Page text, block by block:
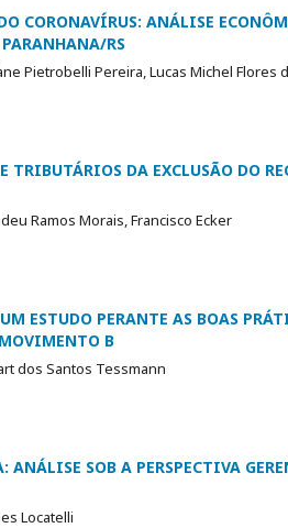
CORONAVÍRUS: ANÁLISE
RS
Pietrobelli Pereira, Lucas Michel Flores
TRIBUTÁRIOS DA EXCLUSÃO DO
Ramos Morais, Francisco Ecker
ESTUDO PERANTE AS BOAS
B
dos Santos Tessmann
SOB A PERSPECTIVA
Locatelli